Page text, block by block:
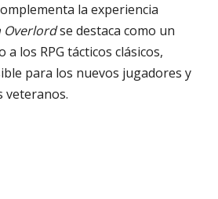
la experiencia
Overlordse destaca como un
los RPG tácticos clásicos,
para los nuevos jugadores y
veteranos.